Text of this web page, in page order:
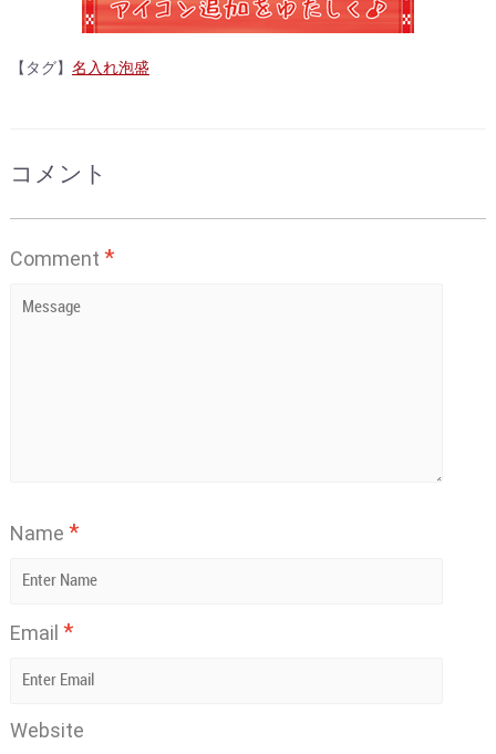
【タグ】 名入れ泡盛
コメント
Comment *
Name *
Email *
Website